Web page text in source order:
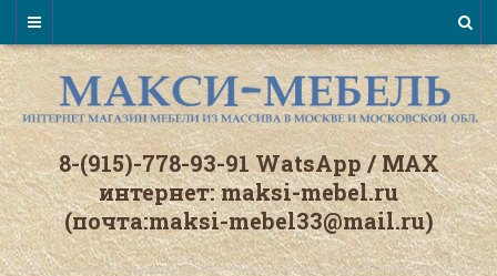
8-(915)-778-93-91 WatsАpp / МАХ
интернет: maksi-mebel.ru
(почта:maksi-mebel33@mail.ru)